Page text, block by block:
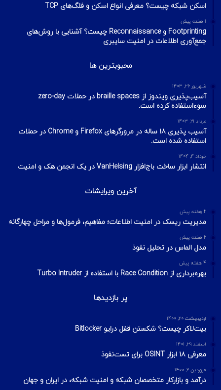
اسکن شبکه چیست؟ معرفی انواع اسکن و فلگ‌های TCP
1 هفته پیش
Footprinting و Reconnaissance چیست؟ آشنایی با روش‌های
جمع‌آوری اطلاعات در امنیت سایبری
محبوبترین ها
شهریور ۲۶, ۱۴۰۳
آسیب‌پذیری ویندوز از braille spaces در حملات zero-day
سوءاستفاده کرده است.
مرداد ۲۱, ۱۴۰۳
آسیب پذیری ۱۸ ساله در مرورگرهای Firefox و Chrome در حملات
استفاده شده است.
خرداد ۴, ۱۴۰۴
انتشار ابزار ساخت باج‌افزار VanHelsing در یک انجمن هک و امنیت
آخرین ویرایشات
2 هفته پیش
مدیریت ریسک در امنیت اطلاعات؛ مفاهیم، فرمول‌ها و مراحل چهارگانه
2 هفته پیش
مدل الماس در تحلیل نفوذ
4 هفته پیش
بهره‌برداری از Race Condition با استفاده از Turbo Intruder
پر بازدیدها
اردیبهشت ۲۰, ۱۴۰۰
بیت‌لاکر چیست؟ شکستن قفل درایو Bitlocker
اسفند ۲۹, ۱۴۰۱
معرفی ۱۸ ابزار OSINT برای تست‌نفوذ
فروردین ۲, ۱۴۰۰
درآمد و بازارکار متخصصان شبکه و امنیت شبکه، در ایران و جهان